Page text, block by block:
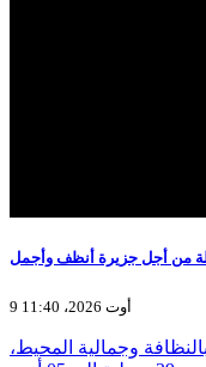
من أجل جزيرة أنظف وأجمل
9 أوت 2026، 11:40
وجمالية المحيط،